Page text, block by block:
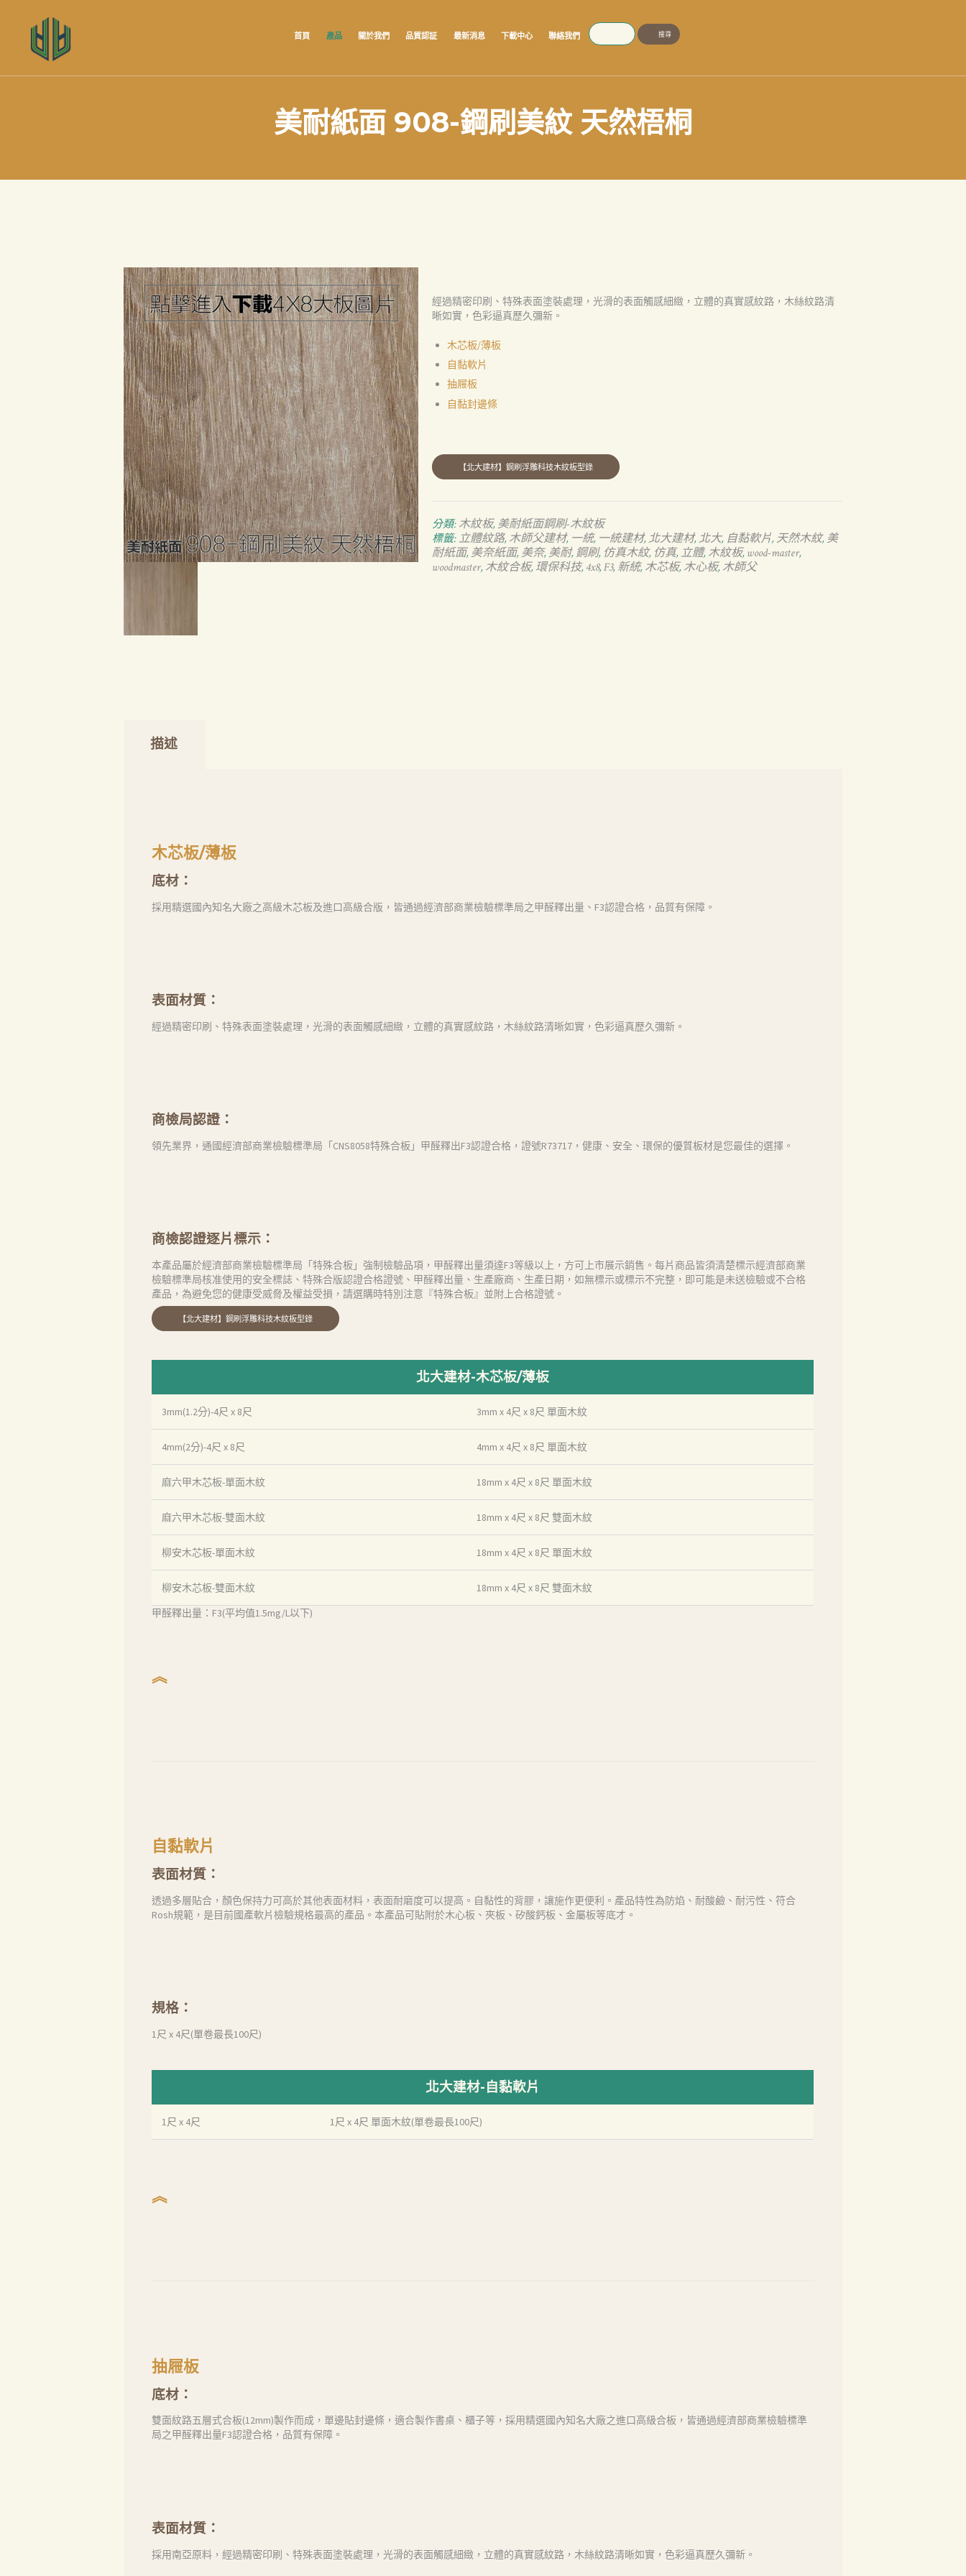
首頁 產品 關於我們 品質認証 最新消息 下載中心 聯絡我們
SEARCH
美耐紙面 908-鋼刷美紋 天然梧桐
經過精密印刷、特殊表面塗裝處理，光滑的表面觸感細緻，立體的真實感紋路，木絲紋路清
晰如實，色彩逼真歷久彌新。
木芯板/薄板
自黏軟片
抽屜板
自黏封邊條
分類: 木紋板,美耐紙面鋼刷-木紋板
標籤: 立體紋路, 木師父建材, 一統, 一統建材,北大建材,北大, 自黏軟片, 天然木紋,美
耐紙面,美奈紙面,美奈,美耐, 鋼刷, 仿真木紋, 仿真, 立體, 木紋板, wood-master,
woodmaster, 木紋合板, 環保科技, 4x8,F3, 新統, 木芯板, 木心板, 木師父
描述
木芯板/薄板
底材：
採用精選國內知名大廠之高級木芯板及進口高級合版，皆通過經濟部商業檢驗標準局之甲醛釋出量、F3認證合格，品質有保障。
表面材質：
經過精密印刷、特殊表面塗裝處理，光滑的表面觸感細緻，立體的真實感紋路，木絲紋路清晰如實，色彩逼真歷久彌新。
商檢局認證：
領先業界，通國經濟部商業檢驗標準局「CNS8058特殊合板」甲醛釋出F3認證合格，證號R73717，健康、安全、環保的優質板材是您最佳的選擇。
商檢認證逐片標示：
本產品屬於經濟部商業檢驗標準局「特殊合板」強制檢驗品項，甲醛釋出量須達F3等級以上，方可上市展示銷售。每片商品皆須清楚標示經濟部商業
檢驗標準局核准使用的安全標誌、特殊合版認證合格證號、甲醛釋出量、生產廠商、生產日期，如無標示或標示不完整，即可能是未送檢驗或不合格
產品，為避免您的健康受威脅及權益受損，請選購時特別注意『特殊合板』並附上合格證號。
北大建材-木芯板/薄板
3mm(1.2分)-4尺 x 8尺 3mm x 4尺 x 8尺 單面木紋
4mm(2分)-4尺 x 8尺 4mm x 4尺 x 8尺 單面木紋
麻六甲木芯板-單面木紋 18mm x 4尺 x 8尺 單面木紋
麻六甲木芯板-雙面木紋 18mm x 4尺 x 8尺 雙面木紋
柳安木芯板-單面木紋 18mm x 4尺 x 8尺 單面木紋
柳安木芯板-雙面木紋
18mm x 4尺 x 8尺 雙面木紋
甲醛釋出量：F3(平均值1.5mg/L以下)
︽
自黏軟片
表面材質：
透過多層貼合，顏色保持力可高於其他表面材料，表面耐磨度可以提高。自黏性的背膠，讓施作更便利。產品特性為防焰、耐酸鹼、耐污性、符合
Rosh規範，是目前國產軟片檢驗規格最高的產品。本產品可貼附於木心板、夾板、矽酸鈣板、金屬板等底才。
規格：
1尺 x 4尺(單卷最長100尺)
北大建材-自黏軟片
1尺 x 4尺 1尺 x 4尺 單面木紋(單卷最長100尺)
︽
抽屜板
底材：
雙面紋路五層式合板(12mm)製作而成，單邊貼封邊條，適合製作書桌、櫃子等，採用精選國內知名大廠之進口高級合板，皆通過經濟部商業檢驗標準
局之甲醛釋出量F3認證合格，品質有保障。
表面材質：
採用南亞原料，經過精密印刷、特殊表面塗裝處理，光滑的表面觸感細緻，立體的真實感紋路，木絲紋路清晰如實，色彩逼真歷久彌新。